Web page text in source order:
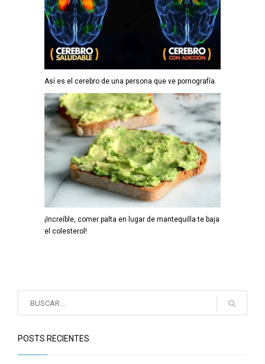
Así es el cerebro de una persona que ve pornografía.
¡Increíble, comer palta en lugar de mantequilla te baja
el colesterol!
POSTS RECIENTES